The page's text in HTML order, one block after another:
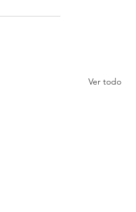
Ver todo